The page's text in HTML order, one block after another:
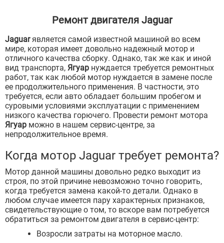
Ремонт двигателя Jaguar
Jaguarявляется самой известной машиной во всем
мире, которая имеет довольно надежный мотор и
отличного качества сборку. Однако, так же как и иной
вид транспорта, Ягуар нуждается требуется ремонтных
работ, так как любой мотор нуждается в замене после
ее продолжительного применения. В частности, это
требуется, если авто обладает большим пробегом и
суровыми условиями эксплуатации с применением
низкого качества горючего. Провести ремонт мотора
Ягуар можно в нашем сервис-центре, за
непродолжительное время.
Когда мотор Jaguar требует ремонта?
Мотор данной машины довольно редко выходит из
строя, по этой причине невозможно точно говорить,
когда требуется замена какой-то детали. Однако в
любом случае имеется пару характерных признаков,
свидетельствующие о том, то вскоре вам потребуется
обратиться за ремонтом двигателя в сервис-центр:
Возросли затраты на моторное масло.